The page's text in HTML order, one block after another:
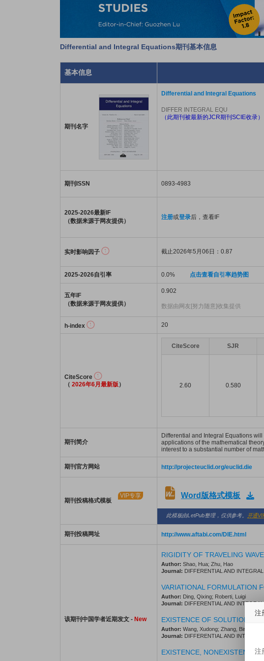
Differential and Integral Equations期刊基本信息
基本信息
期刊名字
Differential and Integral Equations
DIFFER INTEGRAL EQU
（此期刊被最新的JCR期刊SCIE收录）
期刊ISSN 0893-4983
2025-2026最新IF
（数据来源于网友提供）
注册或登录后，查看IF
实时影响因子 截止2026年5月06日：0.87
2025-2026自引率 0.0% 点击查看自引率趋势图
五年IF
（数据来源于网友提供）
0.902
数据由网友[努力随意]收集提供
h-index 20
CiteScore
（ 2026年6月最新版）
CiteScore SJR
2.60 0.580
期刊简介
Differential and Integral Equations
applications of the mathematical
interest to a substantial number of
期刊官方网站 http://projecteuclid.org/euclid.die
期刊投稿格式模板
VIP专享 Word版格式模板
此模板由LetPub整理，仅供参考。 开通
期刊投稿网址 http://www.aftabi.com/DIE.html
该期刊中国学者近期发文 - New
RIGIDITY OF TRAVELING
Author: Shao, Hua; Zhu, Hao
Journal: DIFFERENTIAL AND
VARIATIONAL FORMULATION
Author: Ding, Qixing; Roberti, Luigi
Journal: DIFFERENTIAL AND
EXISTENCE OF SOLUTIONS
Author: Wang, Xudong; Zhang, Binlin
Journal: DIFFERENTIAL AND
EXISTENCE, NONEXISTENCE,
注
注